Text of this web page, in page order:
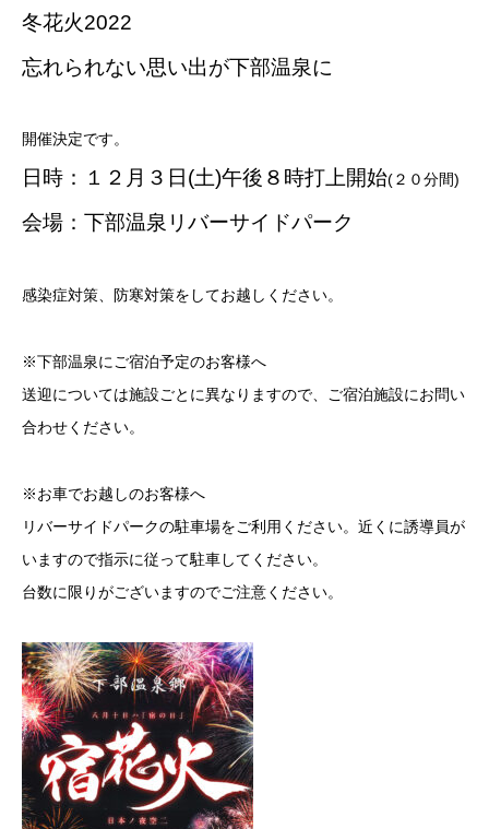
冬花火2022
忘れられない思い出が下部温泉に
開催決定です。
日時：１２月３日(土)午後８時打上開始(２０分間)
会場：下部温泉リバーサイドパーク
感染症対策、防寒対策をしてお越しください。
※下部温泉にご宿泊予定のお客様へ
送迎については施設ごとに異なりますので、ご宿泊施設にお問い
合わせください。
※お車でお越しのお客様へ
リバーサイドパークの駐車場をご利用ください。近くに誘導員が
いますので指示に従って駐車してください。
台数に限りがございますのでご注意ください。